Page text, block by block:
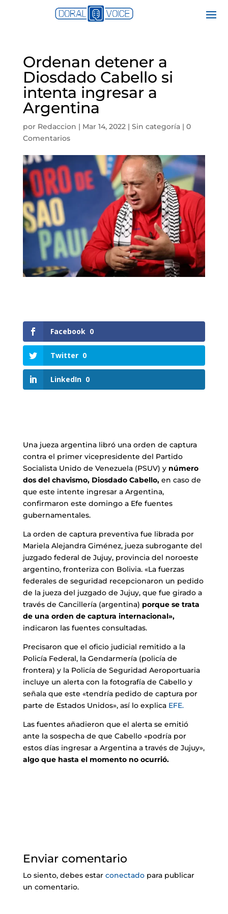
Ordenan detener a
Diosdado Cabello si
intenta ingresar a
Argentina
por Redaccion | Mar 14, 2022| Sin categoría| 0
Comentarios
Facebook 0
Twitter 0
LinkedIn 0
Una jueza argentina libró una orden de captura
contra el primer vicepresidente del Partido
Socialista Unido de Venezuela (PSUV) y número
dos del chavismo, Diosdado Cabello,en caso de
que este intente ingresar a Argentina,
confirmaron este domingo a Efe fuentes
gubernamentales.
La orden de captura preventiva fue librada por
Mariela Alejandra Giménez, jueza subrogante del
juzgado federal de Jujuy, provincia del noroeste
argentino, fronteriza con Bolivia. «La fuerzas
federales de seguridad recepcionaron un pedido
de la jueza del juzgado de Jujuy, que fue girado a
través de Cancillería (argentina) porque se trata
de una orden de captura internacional»,
indicaron las fuentes consultadas.
Precisaron que el oficio judicial remitido a la
Policía Federal, la Gendarmería (policía de
frontera) y la Policía de Seguridad Aeroportuaria
incluye un alerta con la fotografía de Cabello y
señala que este «tendría pedido de captura por
parte de Estados Unidos», así lo explica EFE.
Las fuentes añadieron que el alerta se emitió
ante la sospecha de que Cabello «podría por
estos días ingresar a Argentina a través de Jujuy»,
algo que hasta el momento no ocurrió.
Enviar comentario
Lo siento, debes estar conectadopara publicar
un comentario.